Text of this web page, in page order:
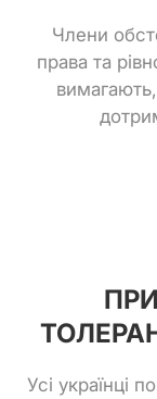
Члени
права та
Усі українці